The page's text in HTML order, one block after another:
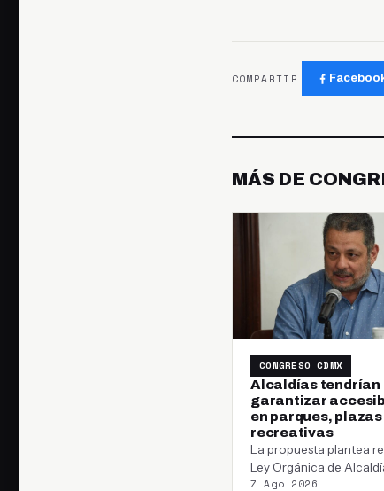
COMPARTIR
MÁS DE
CONGRESO CDMX
Alcaldías tendrían
garantizar
en parques,
recreativas
La propuesta plantea
Ley Orgánica de
que parques, plazas y
7 Ago 2026